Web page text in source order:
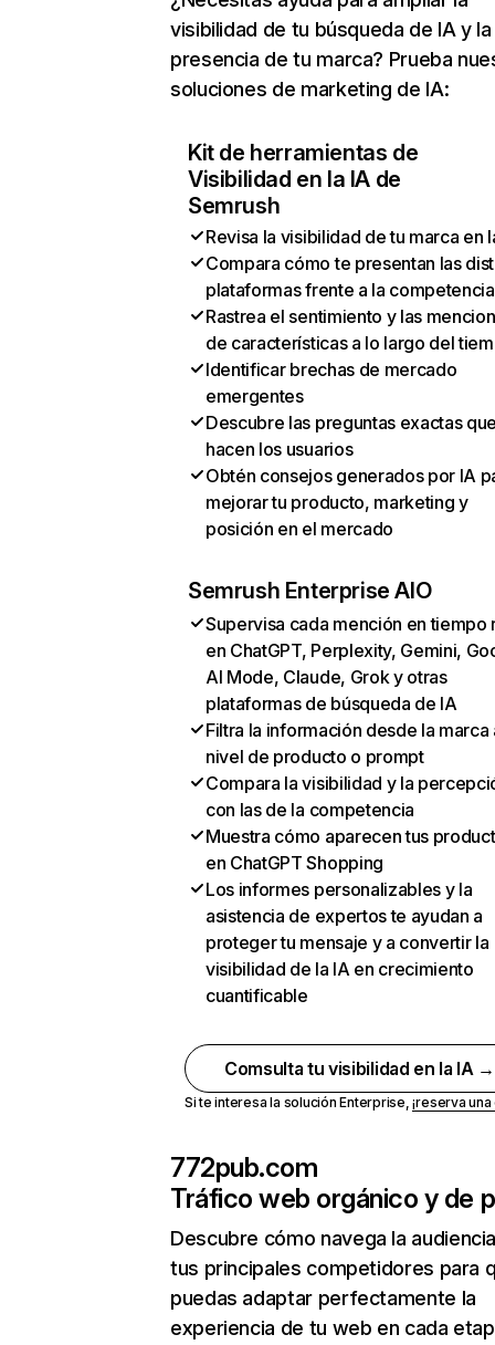
visibilidad de tu búsqueda de IA y la
presencia de tu marca? Prueba
soluciones de marketing de IA:
Kit de herramientas de
Visibilidad en la IA de
Semrush
Revisa la visibilidad de tu marca en
Compara cómo te presentan las
plataformas frente a la competencia
Rastrea el sentimiento y las
de características a lo largo del
Identificar brechas de mercado
emergentes
Descubre las preguntas exactas
hacen los usuarios
Obtén consejos generados por IA
mejorar tu producto, marketing y
posición en el mercado
Semrush Enterprise AIO
Supervisa cada mención en tiempo
en ChatGPT, Perplexity, Gemini,
AI Mode, Claude, Grok y otras
plataformas de búsqueda de IA
Filtra la información desde la marca
nivel de producto o prompt
Compara la visibilidad y la
con las de la competencia
Muestra cómo aparecen tus
en ChatGPT Shopping
Los informes personalizables y la
asistencia de expertos te ayudan a
proteger tu mensaje y a convertir la
visibilidad de la IA en crecimiento
cuantificable
Comsulta tu visibilidad en la IA →
Si te interesa la solución Enterprise,¡reserva
772pub.com
Tráfico web orgánico y de
Descubre cómo navega la
tus principales competidores para
puedas adaptar perfectamente la
experiencia de tu web en cada